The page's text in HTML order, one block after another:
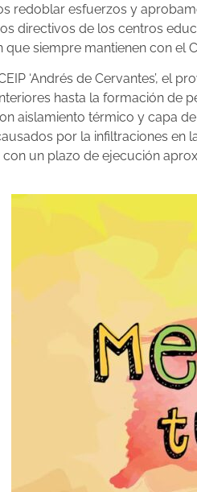
redoblar esfuerzos y
directivos de los centros
siempre mantienen con el
‘Andrés de Cervantes’, el
hasta la formación de
aislamiento térmico y capa
por la infiltraciones en
con un plazo de ejecución